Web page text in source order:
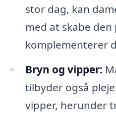
stor dag, kan
med at skabe
komplementerer
Bryn og vipper:
tilbyder også
vipper, herunder